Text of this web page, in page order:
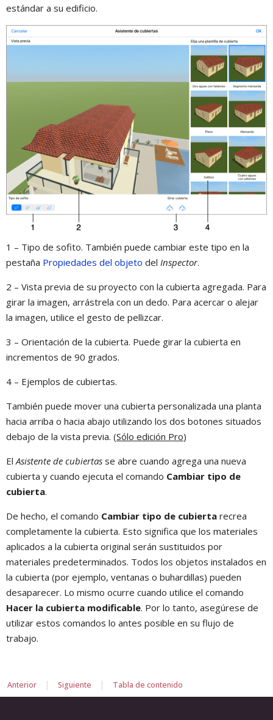
estándar a su edificio.
1 – Tipo de sofito. También puede cambiar este tipo en la
pestaña Propiedades del objeto del Inspector.
2 – Vista previa de su proyecto con la сubierta agregada. Para
girar la imagen, arrástrela con un dedo. Para acercar o alejar
la imagen, utilice el gesto de pellizcar.
3 – Orientación de la cubierta. Puede girar la cubierta en
incrementos de 90 grados.
4 – Ejemplos de cubiertas.
También puede mover una cubierta personalizada una planta
hacia arriba o hacia abajo utilizando los dos botones situados
debajo de la vista previa. (Sólo edición Pro)
El Asistente de cubiertas se abre cuando agrega una nueva
cubierta y cuando ejecuta el comando Cambiar tipo de
cubierta.
De hecho, el comando Cambiar tipo de cubierta recrea
completamente la cubierta. Esto significa que los materiales
aplicados a la cubierta original serán sustituidos por
materiales predeterminados. Todos los objetos instalados en
la cubierta (por ejemplo, ventanas o buhardillas) pueden
desaparecer. Lo mismo ocurre cuando utilice el comando
Hacer la cubierta modificable. Por lo tanto, asegúrese de
utilizar estos comandos lo antes posible en su flujo de
trabajo.
Anterior | Siguiente | Tabla de contenido